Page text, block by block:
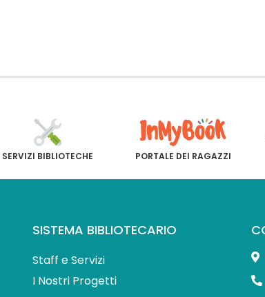
SERVIZI BIBLIOTECHE PORTALE DEI RAGAZZI
SISTEMA BIBLIOTECARIO
Staff e Servizi
I Nostri Progetti